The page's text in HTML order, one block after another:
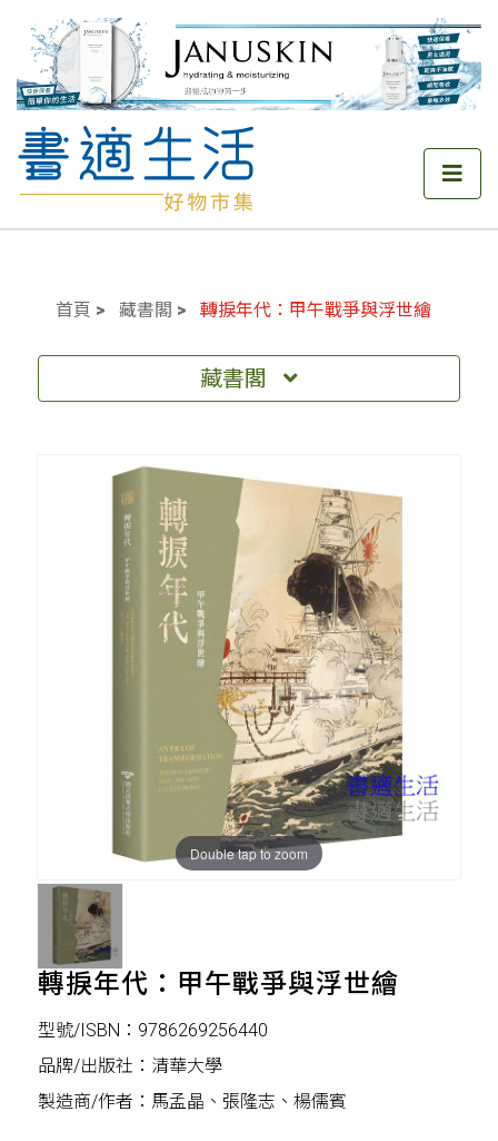
首頁 藏書閣 轉捩年代：甲午戰爭與浮世繪
藏書閣
Double tap to zoom
轉捩年代：甲午戰爭與浮世繪
型號/ISBN：9786269256440
品牌/出版社：清華大學
製造商/作者：馬孟晶、張隆志、楊儒賓